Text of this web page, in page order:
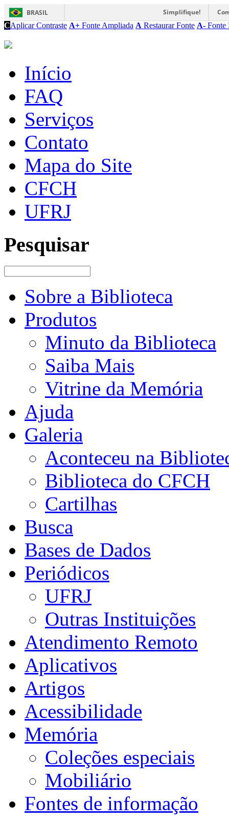
BRASIL Simplifique!
CAplicar Contraste A+ Fonte Ampliada A Restaurar Fonte A- Fonte
Início
FAQ
Serviços
Contato
Mapa do Site
CFCH
UFRJ
Pesquisar
Sobre a Biblioteca
Produtos
Minuto da Biblioteca
Saiba Mais
Vitrine da Memória
Ajuda
Galeria
Aconteceu na
Biblioteca do CFCH
Cartilhas
Busca
Bases de Dados
Periódicos
UFRJ
Outras Instituições
Atendimento Remoto
Aplicativos
Artigos
Acessibilidade
Memória
Coleções especiais
Mobiliário
Fontes de informação